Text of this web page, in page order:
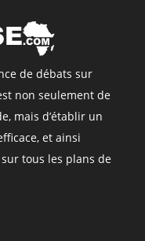
de débats sur
non seulement de
mais d’établir un
et ainsi
tous les plans de